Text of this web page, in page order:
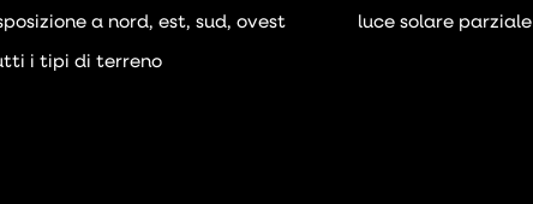
a nord, est, sud, ovest luce solare parziale
i tipi di terreno